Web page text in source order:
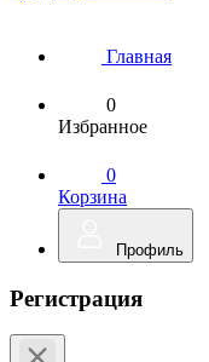
Главная
0
Избранное
0
Корзина
Профиль
Регистрация